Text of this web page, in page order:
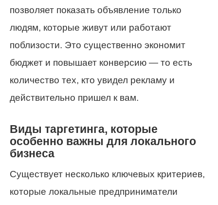
позволяет показать объявление только
людям, которые живут или работают
поблизости. Это существенно экономит
бюджет и повышает конверсию — то есть
количество тех, кто увидел рекламу и
действительно пришел к вам.
Виды таргетинга, которые
особенно важны для локального
бизнеса
Существует несколько ключевых критериев,
которые локальные предприниматели